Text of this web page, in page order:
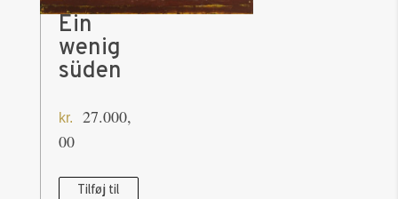
Ein
wenig
süden
kr.
27.000,
00
Tilføj til